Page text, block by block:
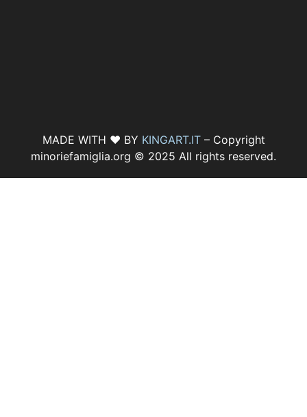
MADE WITH ♥ BY KINGART.IT– Copyright
minoriefamiglia.org © 2025 All rights reserved.